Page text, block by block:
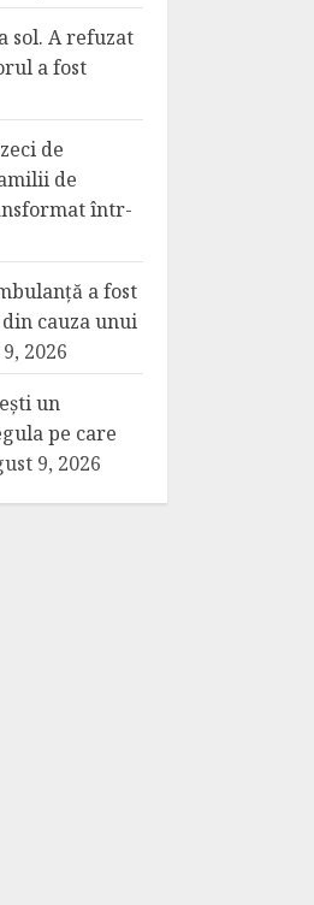
sol. A refuzat
a fost
de
de
într-
a fost
cauza unui
2026
un
pe care
9, 2026